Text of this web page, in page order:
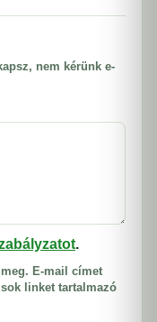
nem kérünk e-
.
E-mail címet
linket tartalmazó